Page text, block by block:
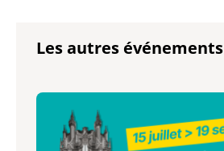
Les autres événements